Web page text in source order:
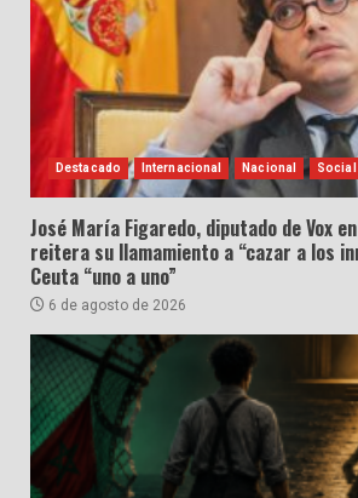
Destacado Internacional Nacional Social
José María Figaredo, diputado de Vox
reitera su llamamiento a “cazar a los
Ceuta “uno a uno”
6 de agosto de 2026